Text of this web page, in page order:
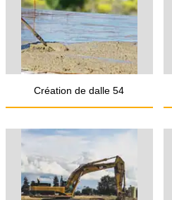
Création de dalle 54